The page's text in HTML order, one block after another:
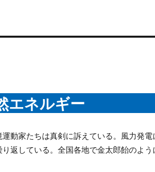
エネルギー
運動家たちは真剣に訴えている。風力発
返している。全国各地で金太郎飴のよ